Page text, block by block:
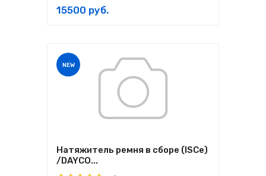
15500 руб.
NEW
Натяжитель ремня в сборе (ISCe)
/DAYCO...